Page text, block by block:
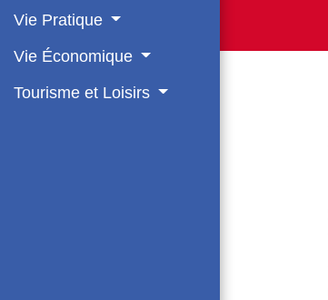
Vie Pratique
Vie Économique
Tourisme et Loisirs